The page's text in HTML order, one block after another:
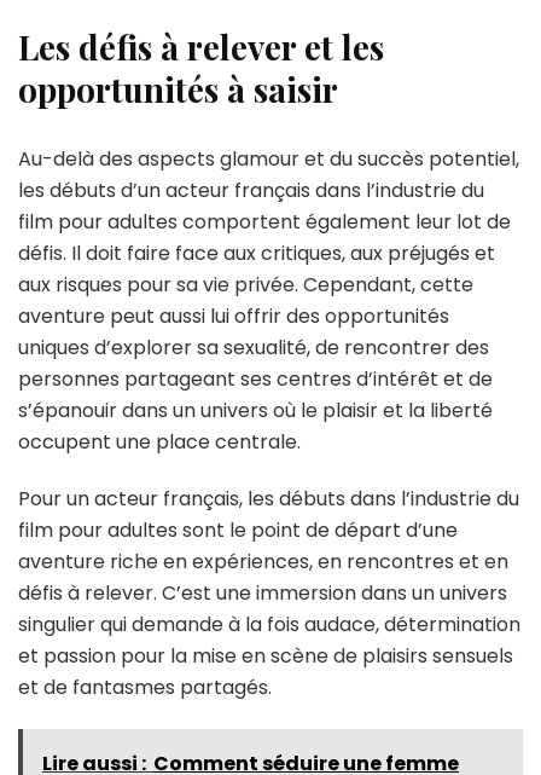
Les défis à relever et les
opportunités à saisir
Au-delà des aspects glamour et du succès potentiel,
les débuts d’un acteur français dans l’industrie du
film pour adultes comportent également leur lot de
défis. Il doit faire face aux critiques, aux préjugés et
aux risques pour sa vie privée. Cependant, cette
aventure peut aussi lui offrir des opportunités
uniques d’explorer sa sexualité, de rencontrer des
personnes partageant ses centres d’intérêt et de
s’épanouir dans un univers où le plaisir et la liberté
occupent une place centrale.
Pour un acteur français, les débuts dans l’industrie du
film pour adultes sont le point de départ d’une
aventure riche en expériences, en rencontres et en
défis à relever. C’est une immersion dans un univers
singulier qui demande à la fois audace, détermination
et passion pour la mise en scène de plaisirs sensuels
et de fantasmes partagés.
Lire aussi : Comment séduire une femme